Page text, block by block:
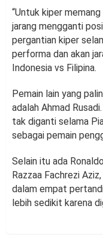
“Untuk kiper
jarang mengganti
pergantian kiper
performa dan akan
Indonesia vs Filipina.
Pemain lain yang
adalah Ahmad
tak diganti selama
sebagai pemain
Selain itu ada
Razzaa Fachrezi
dalam empat
lebih sedikit karena